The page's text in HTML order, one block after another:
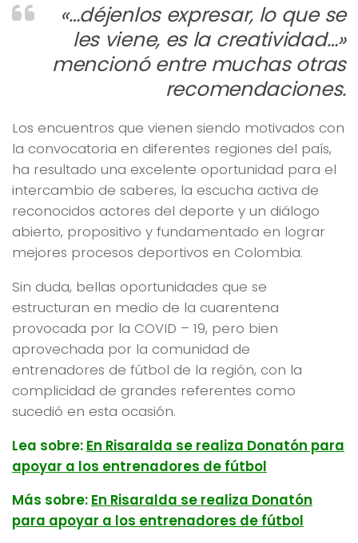
«…déjenlos expresar, lo que se
les viene, es la creatividad…»
mencionó entre muchas otras
recomendaciones.
Los encuentros que vienen siendo motivados con
la convocatoria en diferentes regiones del país,
ha resultado una excelente oportunidad para el
intercambio de saberes, la escucha activa de
reconocidos actores del deporte y un diálogo
abierto, propositivo y fundamentado en lograr
mejores procesos deportivos en Colombia.
Sin duda, bellas oportunidades que se
estructuran en medio de la cuarentena
provocada por la COVID – 19, pero bien
aprovechada por la comunidad de
entrenadores de fútbol de la región, con la
complicidad de grandes referentes como
sucedió en esta ocasión.
Lea sobre: En Risaralda se realiza Donatón para
apoyar a los entrenadores de fútbol
Más sobre: En Risaralda se realiza Donatón
para apoyar a los entrenadores de fútbol